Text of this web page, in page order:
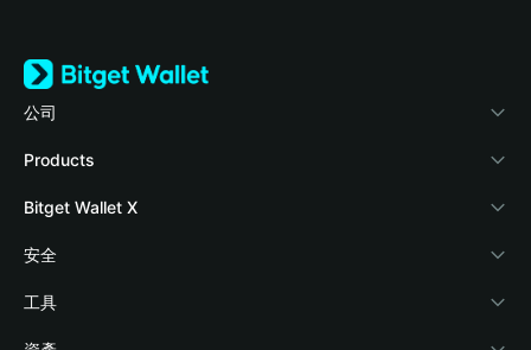
公司
關於 Bitget Wallet
部落格
學院
加密資訊
Products
Crypto Card
Stablecoin Earn
Payfi Crypto
Bitget Wallet X
開發者文件
連接錢包
安全
風險保障基金
工具